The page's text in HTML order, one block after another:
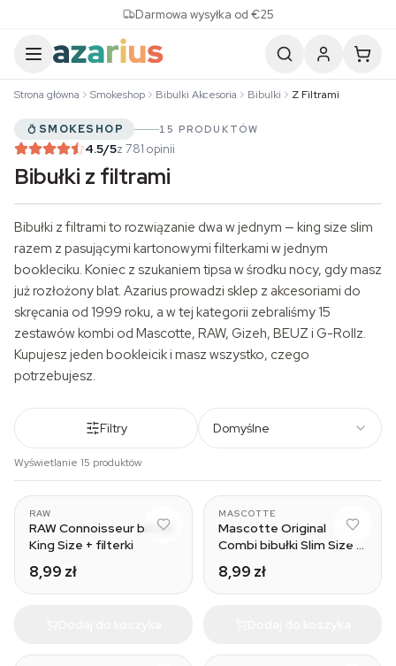
Darmowa wysyłka od €25
Strona główna Smokeshop Bibulki Akcesoria Bibulki Z Filtrami
SMOKESHOP 15 PRODUKTÓW
4.5/5z 781 opinii
Bibułki z filtrami
Bibułki z filtrami to rozwiązanie dwa w jednym — king size slim
razem z pasującymi kartonowymi filterkami w jednym
bookleciku. Koniec z szukaniem tipsa w środku nocy, gdy masz
już rozłożony blat. Azarius prowadzi sklep z akcesoriami do
skręcania od 1999 roku, a w tej kategorii zebraliśmy 15
zestawów kombi od Mascotte, RAW, Gizeh, BEUZ i G-Rollz.
Kupujesz jeden bookleicik i masz wszystko, czego
potrzebujesz.
Filtry Domyślne
Wyświetlanie 15 produktów
RAW
RAW Connoisseur bibułki
King Size + filterki
8,99 zł
MASCOTTE
Mascotte Original
Combi bibułki Slim Size +
8,99 zł